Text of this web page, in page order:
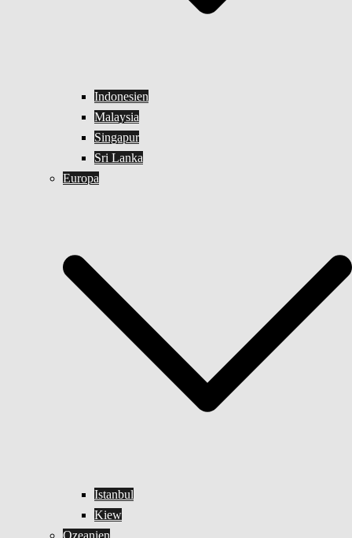
Indonesien
Malaysia
Singapur
Sri Lanka
Europa
Istanbul
Kiew
Ozeanien